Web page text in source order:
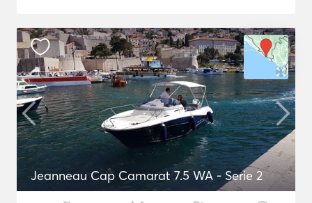
Jeanneau Cap Camarat 7.5 WA - Serie 2